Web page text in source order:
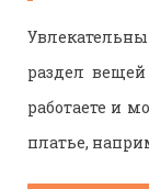
раздел
работаете и
платье,